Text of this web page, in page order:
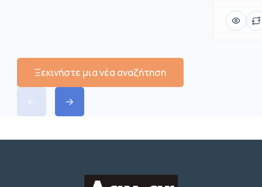
Ξεκινήστε μια νέα αναζήτηση